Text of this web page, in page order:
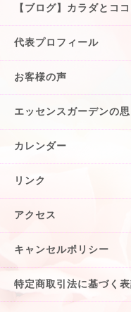
【ブログ】カラダとコ
代表プロフィール
お客様の声
エッセンスガーデンの
カレンダー
リンク
アクセス
キャンセルポリシー
特定商取引法に基づく